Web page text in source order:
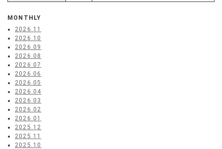
MONTHLY
2026.11
2026.10
2026.09
2026.08
2026.07
2026.06
2026.05
2026.04
2026.03
2026.02
2026.01
2025.12
2025.11
2025.10